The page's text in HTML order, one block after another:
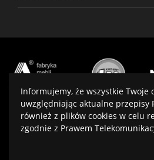
Projekt i wykonanie:
Informujemy, że wszystkie Twoje
uwzględniając aktualne przepisy
również z plików cookies w celu
zgodnie z Prawem